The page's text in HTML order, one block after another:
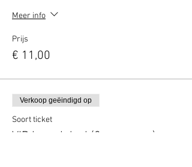
Meer info
Prijs
€ 11,00
Verkoop geëindigd op
Soort ticket
VIP borrel deal (2 personen)